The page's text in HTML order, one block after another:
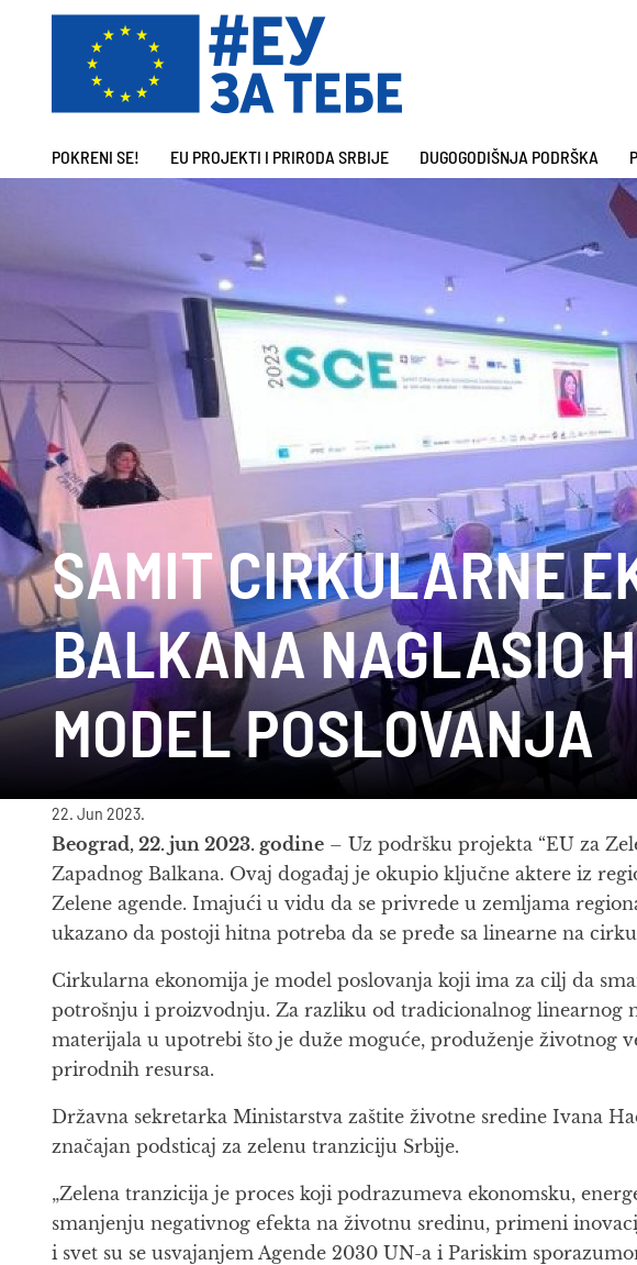
POKRENI SE! EU PROJEKTI I PRIRODA SRBIJE DUGOGODIŠNJA PODRŠKA
SAMIT CIRKULARNE
BALKANA NAGLASIO
MODEL POSLOVANJA
22. Jun 2023.
Beograd, 22. jun 2023. godine – Uz podršku projekta “EU za
Zapadnog Balkana. Ovaj događaj je okupio ključne aktere iz
Zelene agende. Imajući u vidu da se privrede u zemljama
ukazano da postoji hitna potreba da se pređe sa linearne na
Cirkularna ekonomija je model poslovanja koji ima za cilj da
potrošnju i proizvodnju. Za razliku od tradicionalnog linearnog
materijala u upotrebi što je duže moguće, produženje životnog
prirodnih resursa.
Državna sekretarka Ministarstva zaštite životne sredine Ivana
značajan podsticaj za zelenu tranziciju Srbije.
„Zelena tranzicija je proces koji podrazumeva ekonomsku,
smanjenju negativnog efekta na životnu sredinu, primeni
i svet su se usvajanjem Agende 2030 UN-a i Pariskim